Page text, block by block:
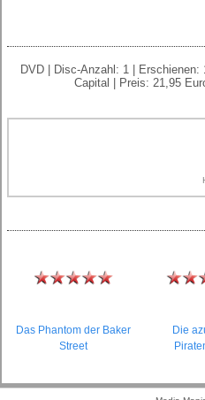
DVD | Disc-Anzahl: 1 |
Capital | Preis: 21,95
Das Phantom der Baker
Street
Die